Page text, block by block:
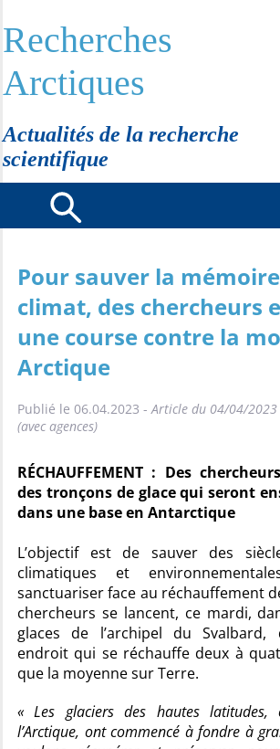
Recherches
Arctiques
Actualités de la recherche
scientifique
Pour sauver la
climat, des chercheurs
une course contre la
Arctique
Publié le 06.04.2023 -Article du 04/04/
(avec agences)
RÉCHAUFFEMENT : Des
des tronçons de glace qui seront
dans une base en Antarctique
L’objectif est de sauver des
climatiques et
sanctuariser face au réchauffement
chercheurs se lancent, ce mardi,
glaces de l’archipel du Svalbard,
endroit qui se réchauffe deux à
que la moyenne sur Terre.
« Les glaciers des hautes latitudes,
l’Arctique, ont commencé à fondre à